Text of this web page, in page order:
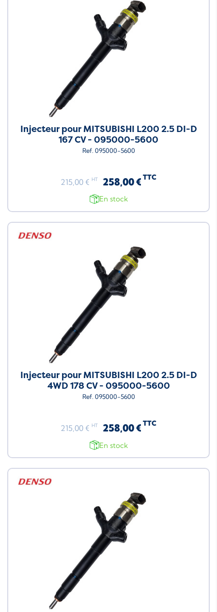
Injecteur pour MITSUBISHI L200 2.5 DI-D
167 CV - 095000-5600
Ref. 095000-5600
215,00 € HT 258,00 € TTC
En stock
Injecteur pour MITSUBISHI L200 2.5 DI-D
4WD 178 CV - 095000-5600
Ref. 095000-5600
215,00 € HT 258,00 € TTC
En stock